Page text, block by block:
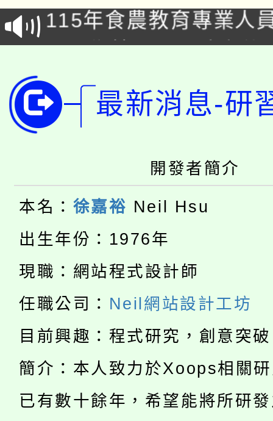
會
115年食農教育專業人
程
學期銜接期間理賠案件
學籍身 分審查程序及
版
公告本校115學年度第
「2026金融保險知識
桃園市115學年度學生
生本土語及新住民語歌
公告本校115學年度第
代理(課)教師甄選結果(
公告本校115學年度第
代理(課)教師甄選結果(
《TA101》溝通分析基
程，歡迎學生輔導中心
心理、諮商輔導、社會
系所師生報名參加。
115年食農教育專業人
學期銜接期間理賠案件
學籍身 分審查程序及
淨零綠領人才培育課程
公告本校115學年度第
最新消息-研
開發者簡介
本名： 徐嘉裕 Neil Hsu
出生年份：1976年
現職：網站程式設計師
任職公司： Neil網站設計工坊
目前興趣：程式研究，創意突
簡介：本人致力於Xoops相關
已有數十餘年，希望能將所研